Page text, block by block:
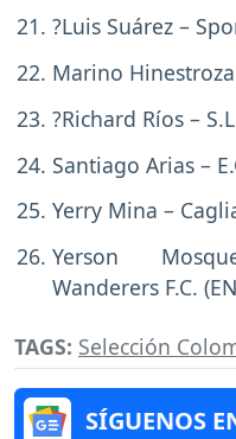
?Luis Suárez –
Marino
?Richard Ríos –
Santiago Arias –
Yerry Mina –
Yerson
Wanderers F.C.
TAGS: Selección
SÍGUENOS